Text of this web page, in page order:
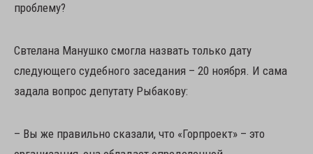
проблему?
Свтелана Манушко смогла назвать только дату
следующего судебного заседания – 20 ноября. И сама
задала вопрос депутату Рыбакову:
– Вы же правильно сказали, что «Горпроект» – это